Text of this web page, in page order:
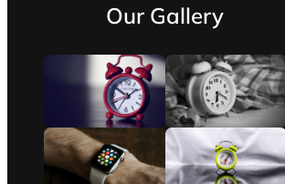
Our Gallery